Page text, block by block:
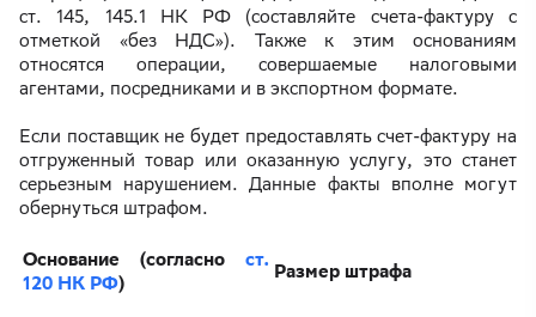
ст. 145, 145.1 НК РФ (составляйте счета-фактуру с
отметкой «без НДС»). Также к этим основаниям
относятся операции, совершаемые налоговыми
агентами, посредниками и в экспортном формате.
Если поставщик не будет предоставлять счет-фактуру на
отгруженный товар или оказанную услугу, это станет
серьезным нарушением. Данные факты вполне могут
обернуться штрафом.
Основание (согласно ст.
120 НК РФ)
Размер штрафа